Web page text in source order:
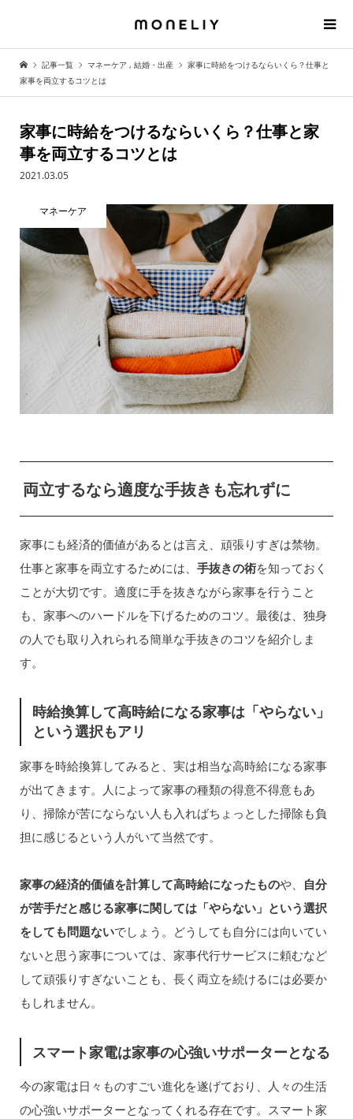
記事一覧 マネーケア , 結婚・出産
家事に時給をつけるならいくら？仕事と
家事を両立するコツとは
家事に時給をつけるならいくら？仕事と家
事を両立するコツとは
2021.03.05
マネーケア
両立するなら適度な手抜きも忘れずに
家事にも経済的価値があるとは言え、頑張りすぎは禁物。
仕事と家事を両立するためには、 手抜きの術を知っておく
ことが大切です。適度に手を抜きながら家事を行うこと
も、家事へのハードルを下げるためのコツ。最後は、独身
の人でも取り入れられる簡単な手抜きのコツを紹介しま
す。
時給換算して高時給になる家事は「やらない」
という選択もアリ
家事を時給換算してみると、実は相当な高時給になる家事
が出てきます。人によって家事の種類の得意不得意もあ
り、掃除が苦にならない人も入ればちょっとした掃除も負
担に感じるという人がいて当然です。
家事の経済的価値を計算して高時給になったものや、
自分
が苦手だと感じる家事に関しては「やらない」という選択
をしても問題ないでしょう。どうしても自分には向いてい
ないと思う家事については、家事代行サービスに頼むなど
して頑張りすぎないことも、長く両立を続けるには必要か
もしれません。
スマート家電は家事の心強いサポーターとなる
今の家電は日々ものすごい進化を遂げており、人々の生活
の心強いサポーターとなってくれる存在です。スマート家